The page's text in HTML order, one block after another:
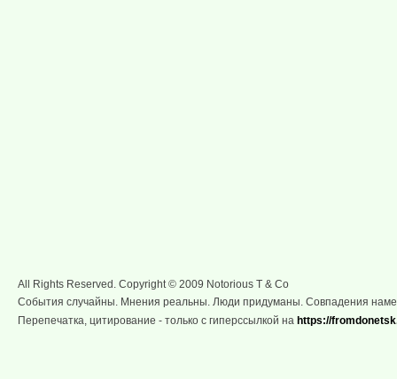
All Rights Reserved. Copyright © 2009 Notorious T & Co
События случайны. Мнения реальны. Люди придуманы. Совпадения
Перепечатка, цитирование - только с гиперссылкой на https://